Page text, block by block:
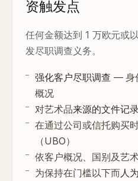
资触发点
任何金额达到 1 万欧元或
发尽职调查义务。
强化客户尽职调查 — 身
概况
对艺术品来源的文件记
在通过公司或信托购买
（UBO）
依客户概况、国别及艺
为保持在门槛以下而人